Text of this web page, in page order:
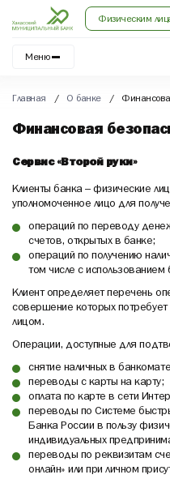
Физическим
Меню
Главная / О банке /
Финансовая
Сервис «Второй руки»
Клиенты банка – физические
уполномоченное лицо для
операций по переводу
счетов, открытых в банке;
операций по получению
том числе с использованием
Клиент определяет перечень
совершение которых
лицом.
Операции, доступные для
снятие наличных в
переводы с карты на карту;
оплата по карте в сети
переводы по Системе
Банка России в пользу
индивидуальных
переводы по реквизитам
онлайн» или при личном